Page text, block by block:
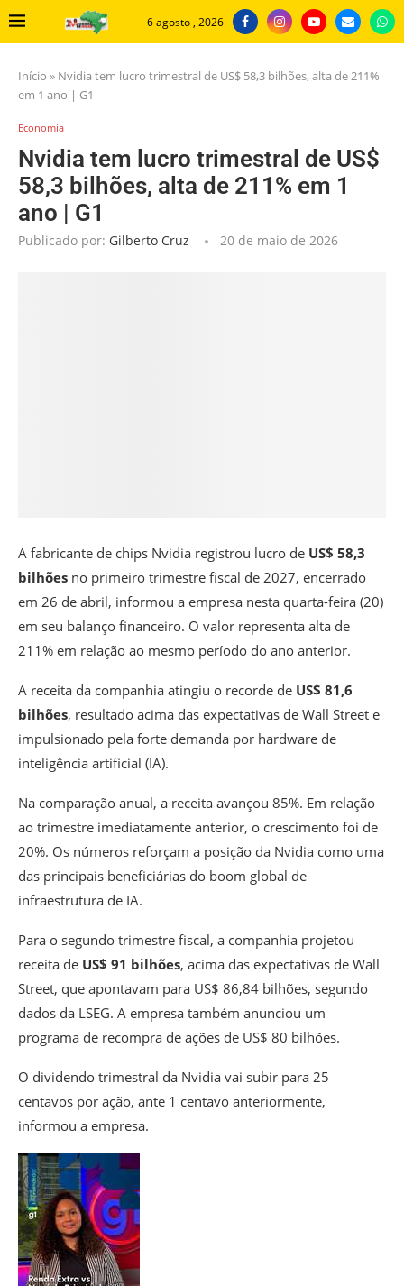
6 agosto , 2026
Início » Nvidia tem lucro trimestral de US$ 58,3 bilhões, alta de 211%
em 1 ano | G1
Economia
Nvidia tem lucro trimestral de US$
58,3 bilhões, alta de 211% em 1
ano | G1
Publicado por: Gilberto Cruz 20 de maio de 2026
A fabricante de chips Nvidia registrou lucro de US$ 58,3
bilhões no primeiro trimestre fiscal de 2027, encerrado
em 26 de abril, informou a empresa nesta quarta-feira (20)
em seu balanço financeiro. O valor representa alta de
211% em relação ao mesmo período do ano anterior.
A receita da companhia atingiu o recorde de US$ 81,6
bilhões, resultado acima das expectativas de Wall Street e
impulsionado pela forte demanda por hardware de
inteligência artificial (IA).
Na comparação anual, a receita avançou 85%. Em relação
ao trimestre imediatamente anterior, o crescimento foi de
20%. Os números reforçam a posição da Nvidia como uma
das principais beneficiárias do boom global de
infraestrutura de IA.
Para o segundo trimestre fiscal, a companhia projetou
receita de US$ 91 bilhões, acima das expectativas de Wall
Street, que apontavam para US$ 86,84 bilhões, segundo
dados da LSEG. A empresa também anunciou um
programa de recompra de ações de US$ 80 bilhões.
O dividendo trimestral da Nvidia vai subir para 25
centavos por ação, ante 1 centavo anteriormente,
informou a empresa.